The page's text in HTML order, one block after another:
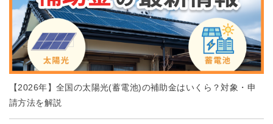
【2026年】全国の太陽光(蓄電池)の補助金はいくら？対象・申
請方法を解説